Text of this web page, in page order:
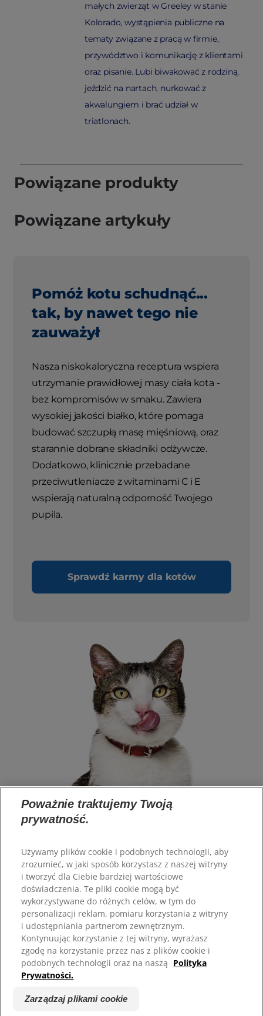
małych zwierząt w Greeley w stanie
Kolorado, wystąpienia publiczne na
tematy związane z pracą w firmie,
przywództwo i komunikację z klientami
oraz pisanie. Lubi biwakować z rodziną,
jeździć na nartach, nurkować z
akwalungiem i brać udział w
triatlonach.
Powiązane produkty
Powiązane artykuły
Pomóż kotu schudnąć...
tak, by nawet tego nie
zauważył
Nasza niskokaloryczna receptura wspiera
utrzymanie prawidłowej masy ciała kota -
bez kompromisów w smaku. Zawiera
wysokiej jakości białko, które pomaga
budować szczupłą masę mięśniową, oraz
starannie dobrane składniki odżywcze.
Dodatkowo, klinicznie przebadane
przeciwutleniacze z witaminami C i E
wspierają naturalną odporność Twojego
pupila.
Sprawdź karmy dla kotów
Wybór języka
Zasoby
Kontakt
Mapa strony
Nasze strony
Hill’s Vet
Kariera
Poważnie traktujemy Twoją
prywatność.
Używamy plików cookie i podobnych technologii, aby
zrozumieć, w jaki sposób korzystasz z naszej witryny
i tworzyć dla Ciebie bardziej wartościowe
doświadczenia. Te pliki cookie mogą być
wykorzystywane do różnych celów, w tym do
personalizacji reklam, pomiaru korzystania z witryny
i udostępniania partnerom zewnętrznym.
Kontynuując korzystanie z tej witryny, wyrażasz
zgodę na korzystanie przez nas z plików cookie i
podobnych technologii oraz na naszą Polityka
Prywatności.
Zarządzaj plikami cookie